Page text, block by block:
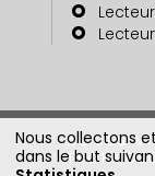
ACCÈS
Nous collectons
dans le but